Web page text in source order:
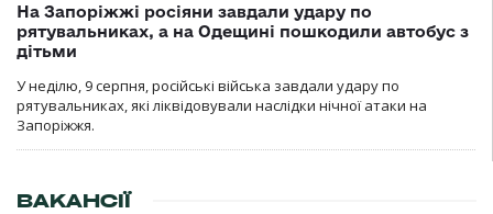
На Запоріжжі росіяни завдали удару по
рятувальниках, а на Одещині пошкодили автобус з
дітьми
У неділю, 9 серпня, російські війська завдали удару по
рятувальниках, які ліквідовували наслідки нічної атаки на
Запоріжжя.
ВАКАНСІЇ